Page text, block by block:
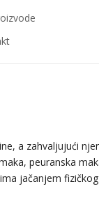
a zahvaljujući
peuranska
jačanjem